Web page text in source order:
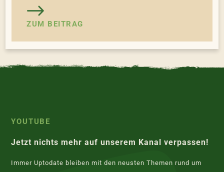
ZUM BEITRAG
YOUTUBE
Jetzt nichts mehr auf unserem Kanal verpassen!
Immer Uptodate bleiben mit den neusten Themen rund um